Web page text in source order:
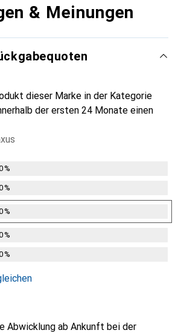
& Meinungen
dieser Marke in der Kategorie
der ersten 24 Monate einen
%
%
%
%
%
Abwicklung ab Ankunft bei der